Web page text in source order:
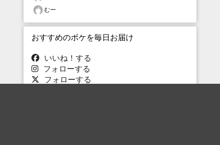
むー
おすすめのボケを毎日お届け
いいね！する
フォローする
フォローする